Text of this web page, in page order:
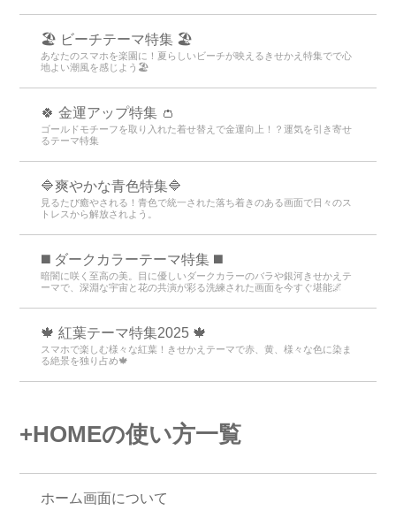
🏖 ビーチテーマ特集 🏖
あなたのスマホを楽園に！夏らしいビーチが映えるきせかえ特集でで心
地よい潮風を感じよう🏖
🍀 金運アップ特集 👛
ゴールドモチーフを取り入れた着せ替えで金運向上！？運気を引き寄せ
るテーマ特集
🔷爽やかな青色特集🔷
見るたび癒やされる！青色で統一された落ち着きのある画面で日々のス
トレスから解放されよう。
️◼️ ダークカラーテーマ特集️ ◼️
暗闇に咲く至高の美。目に優しいダークカラーのバラや銀河きせかえテ
ーマで、深淵な宇宙と花の共演が彩る洗練された画面を今すぐ堪能🌌
🍁 紅葉テーマ特集2025 🍁
スマホで楽しむ様々な紅葉！きせかえテーマで赤、黄、様々な色に染ま
る絶景を独り占め🍁
+HOMEの使い方一覧
ホーム画面について